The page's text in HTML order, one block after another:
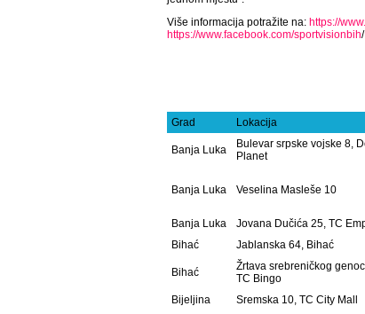
Više informacija potražite na: https://
https://www.facebook.com/sportvisionbih/
Grad Lokacija
Banja Luka
Bulevar srpske vojske 8,
Planet
Banja Luka Veselina Masleše 10
Banja Luka
Jovana Dučića 25, TC
Bihać
Jablanska 64, Bihać
Bihać
Žrtava srebreničkog
TC Bingo
Bijeljina
Sremska 10, TC City Mall